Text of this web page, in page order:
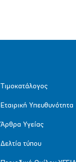
Τιμοκατάλογος
Εταιρική Υπευθυνότητα
Άρθρα Υγείας
Δελτία τύπου